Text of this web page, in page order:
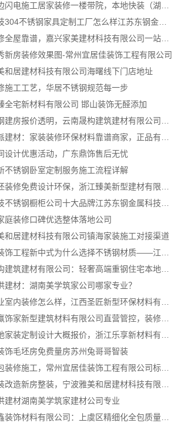
东钢科技304不锈钢家具定制工厂怎么样江苏东钢金属科技有限公司
家美装修全屋靠谱，嘉兴家美建材科技有限公司一站式省心
新房装修效果图-常州宜居佳装饰工程有限公司
和居建材科技有限公司海曙线下门店地址
施工工艺，华居不锈钢规范每一步
全宅新材料有限公司 邯山装饰无醛添加
设计优惠活动，广东鼎饰售后无忧
不锈钢卧室定制服务施工流程详解
庭装修口碑优选整体落地公司
和居建材科技有限公司镇海家装施工对接渠道
建材：湖南美学筑家公司哪家专业？
海南万赢饰家新型建筑材料有限公司直营管控，装修成本透明不踩坑
饰毛坯房免费量房苏州兔哥哥智装
武进全包装修施工，常州宜居佳装饰工程有限公司标准化管控
建材湖南美学筑家建材公司专业
绍兴卓鑫装饰材料有限公司：上虞区精细化全包质量有保障